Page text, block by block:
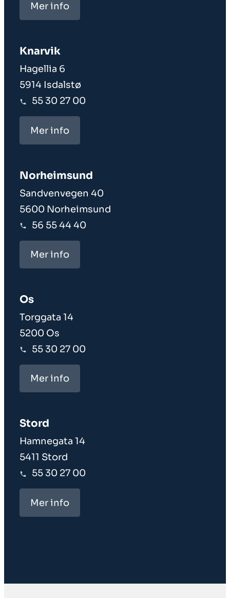
Mer info
Knarvik
Hagellia 6
5914 Isdalstø
55 30 27 00
Mer info
Norheim­sund
Sandvenvegen 40
5600 Norheimsund
56 55 44 40
Mer info
Os
Torggata 14
5200 Os
55 30 27 00
Mer info
Stord
Hamnegata 14
5411 Stord
55 30 27 00
Mer info